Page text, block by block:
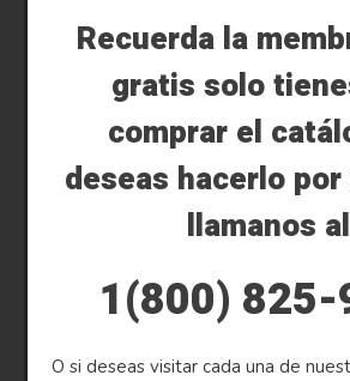
Recuerda la
gratis solo
comprar el
deseas hacerlo
llamanos al
1(800)
O si deseas visitar cada una de